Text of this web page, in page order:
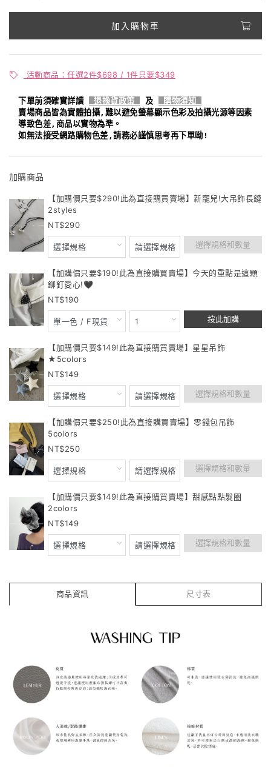
加入購物車
活動商品：任選2件$698 / 1件只要$349
下單前須確實詳讀 退換貨政策 及
購物須知
賣場商品皆為實體拍攝,難以避免螢幕顯示色彩及拍攝光源等因素
導致色差,商品以實物為準。
如無法接受網路購物色差,請務必謹慎思考再下單呦!
加購商品
【加購價只要$290!此為直接購買賣場】新寵兒!大吊飾長鏈
2styles
290
選擇規格和數量
【加購價只要$190!此為直接購買賣場】今天的重點是這顆
鉚釘愛心!🖤
190
按此加購
【加購價只要$149!此為直接購買賣場】星星吊飾
★5colors
149
選擇規格和數量
【加購價只要$250!此為直接購買賣場】零錢包吊飾
5colors
250
選擇規格和數量
【加購價只要$149!此為直接購買賣場】甜感點點髮圈
2colors
149
選擇規格和數量
商品資訊 尺寸表